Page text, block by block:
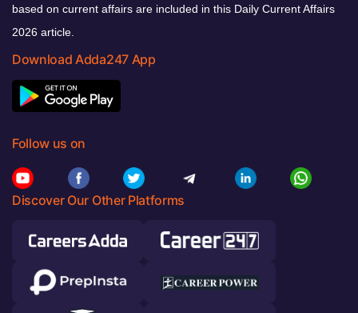
based on current affairs are included in this Daily Current Affairs
2026 article.
Download Adda247 App
Follow us on
Discover Our Other Platforms